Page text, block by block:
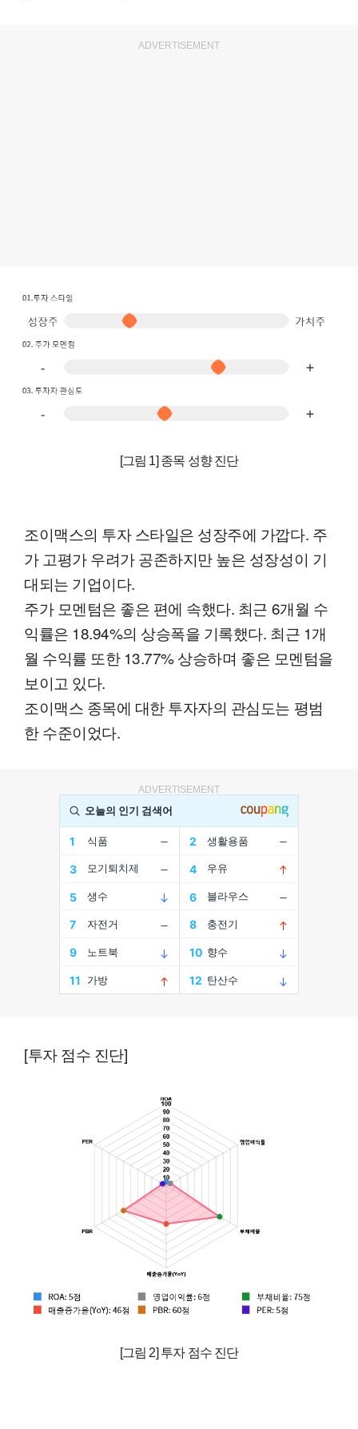
ADVERTISEMENT
[그림 1] 종목 성향 진단
조이맥스의 투자 스타일은 성장주에 가깝다. 주
가 고평가 우려가 공존하지만 높은 성장성이 기
대되는 기업이다.
주가 모멘텀은 좋은 편에 속했다. 최근 6개월 수
익률은 18.94%의 상승폭을 기록했다. 최근 1개
월 수익률 또한 13.77% 상승하며 좋은 모멘텀을
보이고 있다.
조이맥스 종목에 대한 투자자의 관심도는 평범
한 수준이었다.
ADVERTISEMENT
[투자 점수 진단]
[그림 2] 투자 점수 진단